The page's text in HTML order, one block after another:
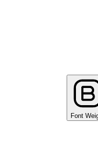
Font